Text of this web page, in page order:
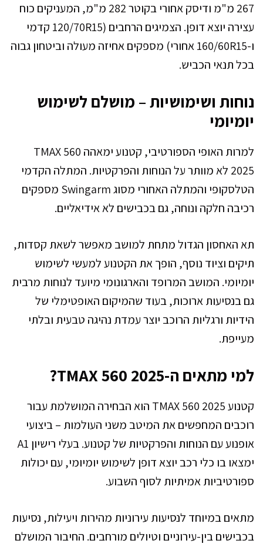
267 מ"מ ודיסק אחורי בקוטר 282 מ"מ, המעניקים כוח
עצירה יוצא דופן. הצמיגים הרחבים (120/70R15 קדמי
ו-160/60R15 אחורי) מספקים אחיזה מעולה וביטחון גבוה
בכל תנאי הכביש.
נוחות ושימושיות – מושלם לשימוש
יומיומי
למרות האופי הספורטיבי, קטנוע ימאהה TMAX 560
2025 לא מוותר על הנוחות והפרקטיות. המתלה הקדמי
הטלסקופי והמתלה האחורי מסוג Swingarm מספקים
רכיבה חלקה ונוחה, גם בכבישים לא אידיאליים.
תא האחסון הגדול מתחת למושב מאפשר לשאת קסדות,
תיקים וציוד נוסף, הופך את הקטנוע למעשי לשימוש
יומיומי. המושב המרופד והארגונומי מיועד לנוחות מרבית
גם בנסיעות ארוכות, בעוד שהמיקום האופטימלי של
הידיות ורגליות הרוכב יוצר עמדת נהיגה טבעית ובלתי
מעייפת.
למי מתאים ה-TMAX 560 2025?
קטנוע TMAX 560 2025 הוא הבחירה המושלמת עבור
רוכבים המחפשים את המיטב משני העולמות – ביצועי
אופנוע עם הנוחות והפרקטיות של קטנוע. בעלי רישיון A1
ימצאו בו כלי רכב יוצא דופן לשימוש יומיומי, עם יכולות
ספורטיביות אמיתיות לסוף השבוע.
מתאים במיוחד לנסיעות עירוניות מהירות ויעילות, נסיעות
בכבישים בין-עירוניים וטיולים מורחבים. החיבור המושלם